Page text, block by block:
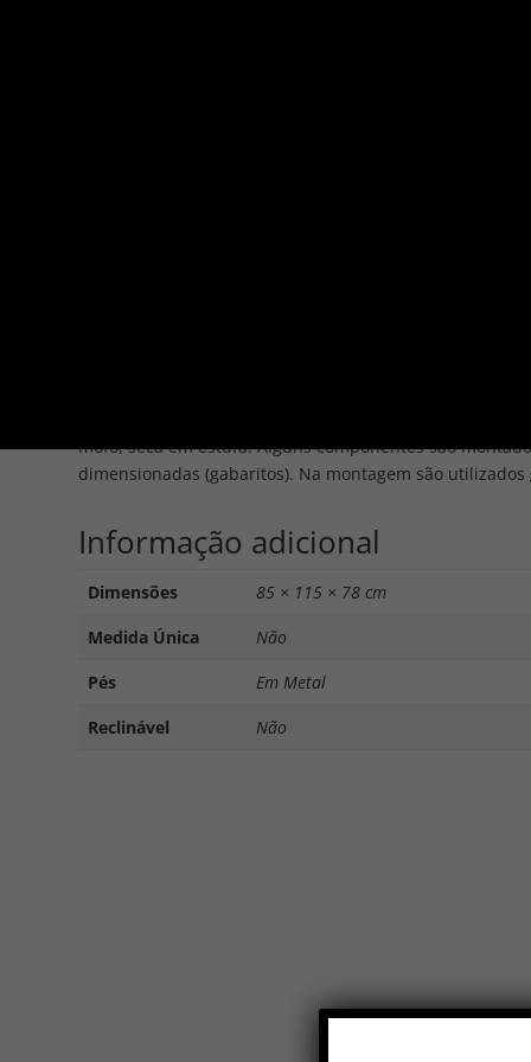
mofo, seca em estufa. Alguns componentes são
dimensionadas (gabaritos). Na montagem são
Informação adicional
Dimensões
85 × 115 × 78 cm
Medida Única
Não
Pés
Em Metal
Reclinável
Não